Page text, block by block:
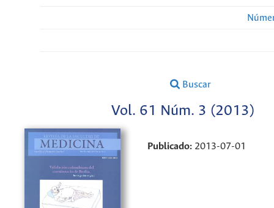
Buscar
Vol. 61 Núm. 3 (2013)
Publicado: 2013-07-01